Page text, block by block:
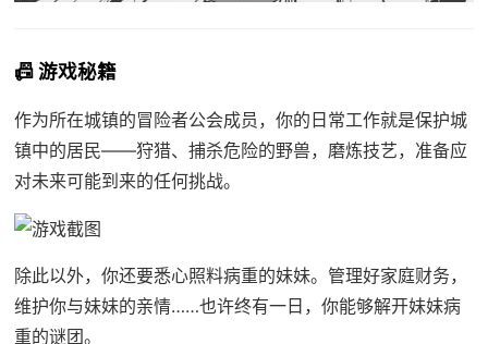
📠 游戏秘籍
作为所在城镇的冒险者公会成员，你的日常工作就是保护城
镇中的居民——狩猎、捕杀危险的野兽，磨炼技艺，准备应
对未来可能到来的任何挑战。
除此以外，你还要悉心照料病重的妹妹。管理好家庭财务，
维护你与妹妹的亲情……也许终有一日，你能够解开妹妹病
重的谜团。